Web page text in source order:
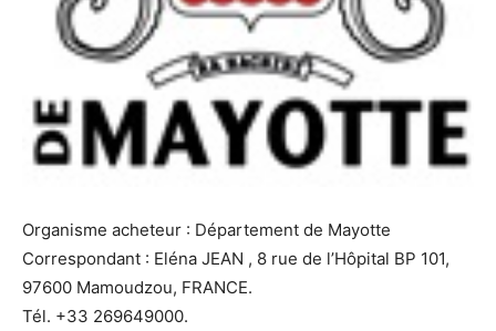
Organisme acheteur : Département de Mayotte
Correspondant : Eléna JEAN , 8 rue de l’Hôpital BP 101,
97600 Mamoudzou, FRANCE.
Tél. +33 269649000.